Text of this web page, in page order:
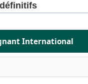
International